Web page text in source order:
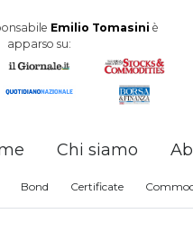
Emilio Tomasini è
apparso su:
Chi siamo
Bond Certificate